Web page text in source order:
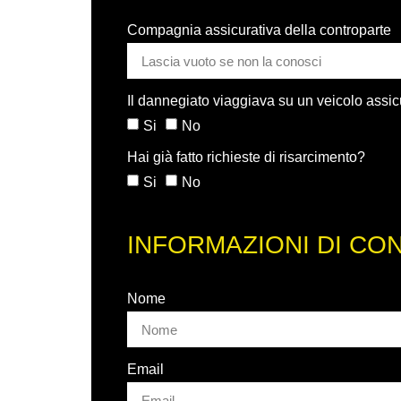
Compagnia assicurativa della controparte
Il dannegiato viaggiava su un veicolo
Si
No
Hai già fatto richieste di risarcimento?
Si
No
INFORMAZIONI DI
Nome
Email